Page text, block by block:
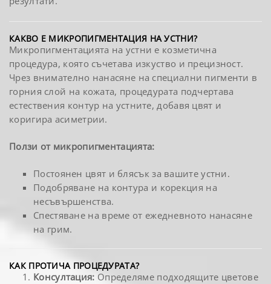
КАКВО Е МИКРОПИГМЕНТАЦИЯ НА УСТНИ?
Микропигментацията на устни е козметична
процедура, която съчетава изкуство и прецизност.
Чрез внимателно нанасяне на специални пигменти в
горния слой на кожата, процедурата подчертава
естествения контур на устните, добавя цвят и
коригира асиметрии.
Ползи от микропигментацията:
Постоянен цвят и блясък за вашите устни.
Подобряване на контура и корекция на
несъвършенства.
Спестяване на време от ежедневното нанасяне
на грим.
КАК ПРОТИЧА ПРОЦЕДУРАТА?
Консултация: Определяме подходящите цветове